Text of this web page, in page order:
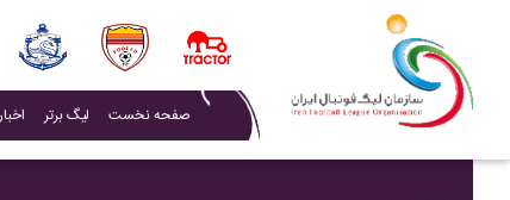
صفحه نخست لیگ برتر اخبار(current)